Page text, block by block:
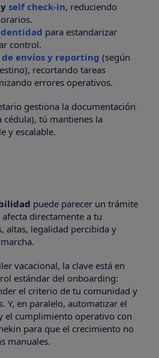
y self check-in, reduciendo
para estandarizar
control.
envíos y reporting (según
recortando tareas
errores operativos.
gestiona la documentación
tú mantienes la
y escalable.
puede parecer un trámite
directamente a tu
altas, legalidad percibida y
vacacional, la clave está en
estándar del onboarding:
el criterio de tu comunidad y
Y, en paralelo, automatizar el
el cumplimiento operativo con
para que el crecimiento no
manuales.